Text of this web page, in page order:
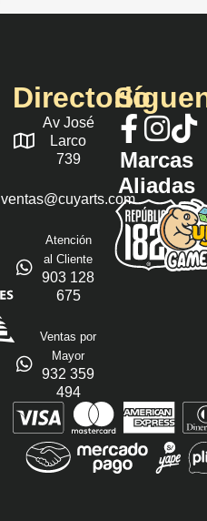
Directorio
Av José
Larco
739
ventas@cuyarts.com
Atención
al Cliente
903 128
675
Ventas por
Mayor
932 359
494
Marcas
Aliadas